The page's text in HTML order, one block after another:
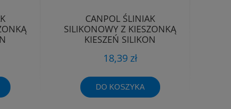
CANPOL ŚLINIAK
SILIKONOWY Z KIESZONKĄ
KIESZEŃ SILIKON
18,39 zł
DO KOSZYKA